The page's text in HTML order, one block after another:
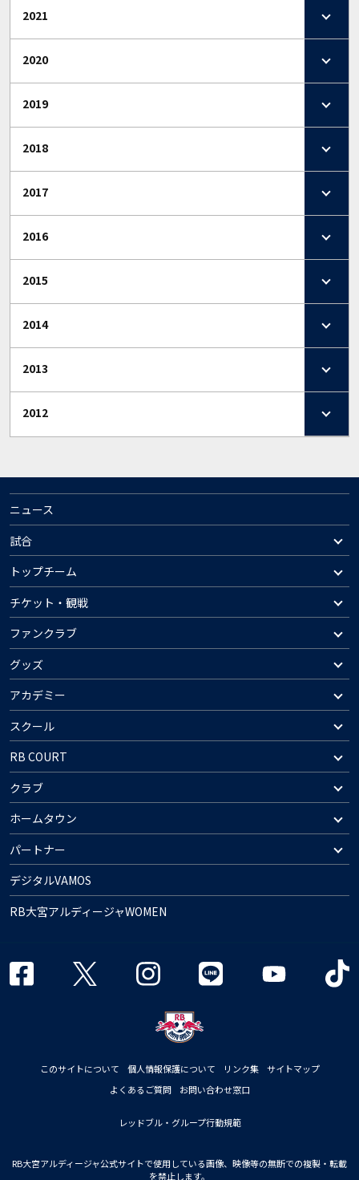
2021
2020
2019
2018
2017
2016
2015
2014
2013
2012
ニュース
試合
トップチーム
チケット・観戦
ファンクラブ
グッズ
アカデミー
スクール
RB COURT
クラブ
ホームタウン
パートナー
デジタルVAMOS
RB大宮アルディージャWOMEN
このサイトについて 個人情報保護について リンク集
サイトマップ
よくあるご質問
お問い合わせ窓口
レッドブル・グループ行動規範
RB大宮アルディージャ公式サイトで使用している画像、映像等の無断での複製・転載
を禁止します。